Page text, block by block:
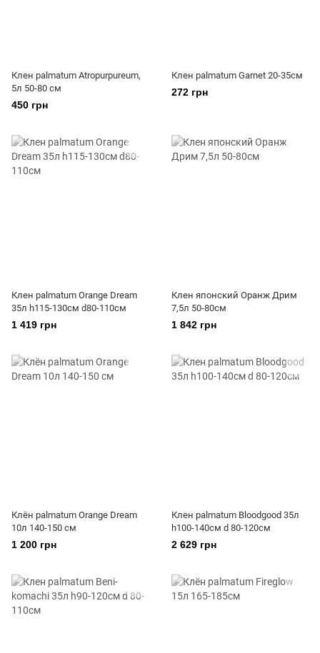
Клен palmatum Atropurpureum,
5л 50-80 см
450 грн
Клен palmatum Garnet 20-35см
272 грн
Клен palmatum Orange Dream
35л h115-130см d80-110см
1 419 грн
Клен японский Оранж Дрим
7,5л 50-80см
1 842 грн
Клён palmatum Orange Dream
10л 140-150 см
1 200 грн
Клен palmatum Bloodgood 35л
h100-140см d 80-120см
2 629 грн